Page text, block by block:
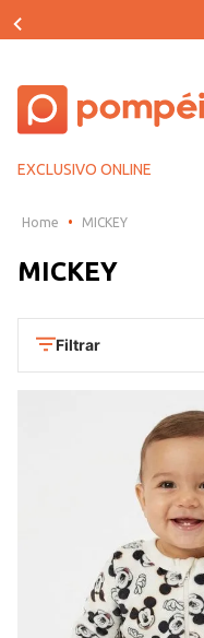
EXCLUSIVO ONLINE
MICKEY
MICKEY
Filtrar